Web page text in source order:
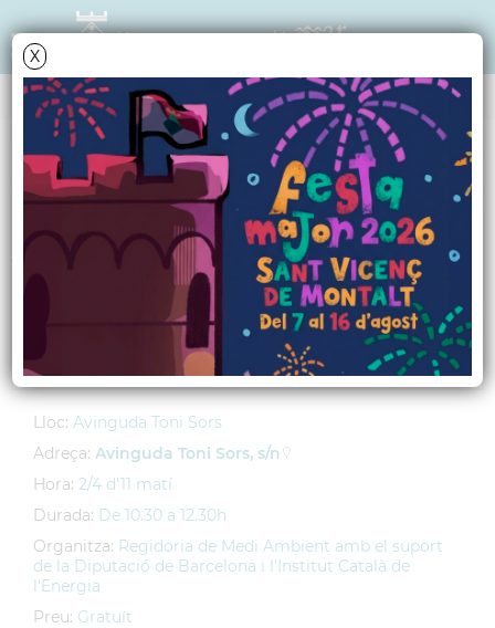
X
AGENDA
Dissabte29 juny 2013
Juguem amb energia
Setmana Europea de l'Energia
Sostenible 2013
Lloc: Avinguda Toni Sors
Adreça: Avinguda Toni Sors, s/n
Hora: 2/4 d'11 matí
Durada: De 10.30 a 12.30h
Organitza: Regidoria de Medi Ambient amb el suport
de la Diputació de Barcelona i l'Institut Català de
l'Energia
Preu: Gratuït